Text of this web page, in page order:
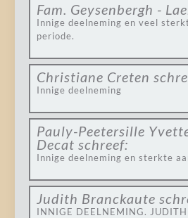
Fam. Geysenbergh -
Innige deelneming en veel
periode.
Christiane Creten
Innige deelneming
Pauly-Peetersille
Decat schreef:
Innige deelneming en sterkte
Judith Branckaute
INNIGE DEELNEMING.